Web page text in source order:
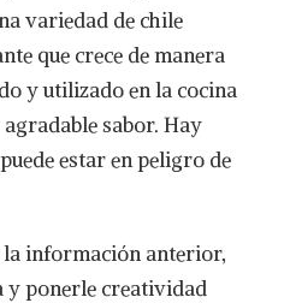
variedad de chile
que crece de manera
y utilizado en la cocina
sabor. Hay
estar en peligro de
la información anterior,
y ponerle creatividad